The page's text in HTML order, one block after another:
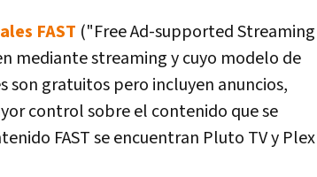
FAST ("Free Ad-supported Streaming
mediante streaming y cuyo modelo de
son gratuitos pero incluyen anuncios,
control sobre el contenido que se
FAST se encuentran Pluto TV y Plex